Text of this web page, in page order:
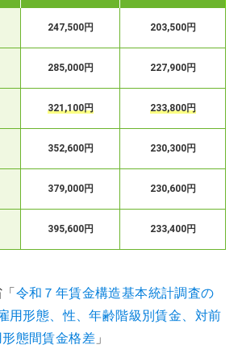
247,500円 203,500円
285,000円 227,900円
321,100円 233,800円
352,600円 230,300円
379,000円 230,600円
395,600円 233,400円
令和７年賃金構造基本統計調査の
用形態、性、年齢階級別賃金、対前
態間賃金格差 」